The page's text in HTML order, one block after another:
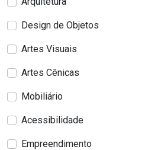
Design de Objetos
Artes Visuais
Artes Cênicas
Mobiliário
Acessibilidade
Empreendimento